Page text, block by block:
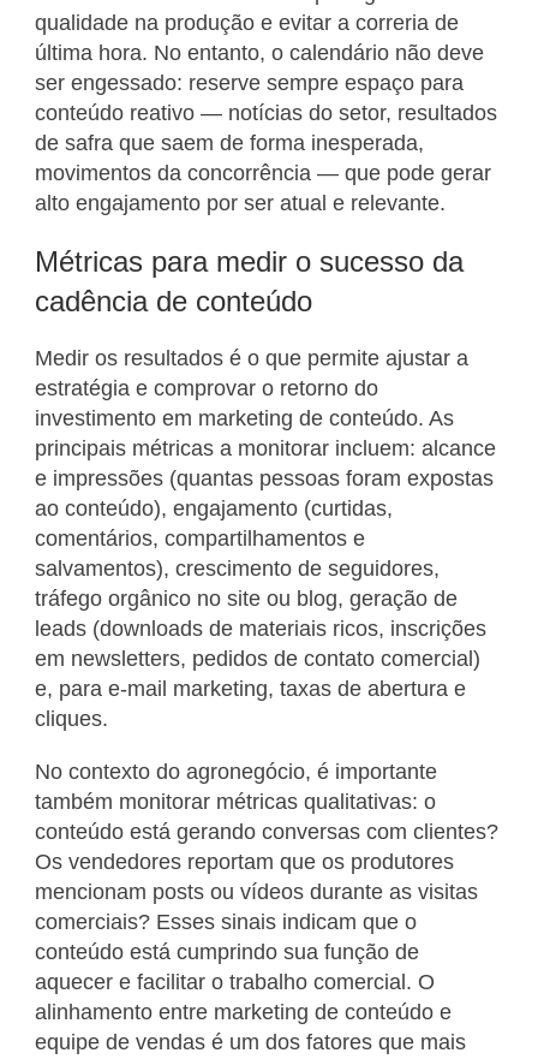
qualidade na produção e evitar a correria de
última hora. No entanto, o calendário não deve
ser engessado: reserve sempre espaço para
conteúdo reativo — notícias do setor, resultados
de safra que saem de forma inesperada,
movimentos da concorrência — que pode gerar
alto engajamento por ser atual e relevante.
Métricas para medir o sucesso da
cadência de conteúdo
Medir os resultados é o que permite ajustar a
estratégia e comprovar o retorno do
investimento em marketing de conteúdo. As
principais métricas a monitorar incluem: alcance
e impressões (quantas pessoas foram expostas
ao conteúdo), engajamento (curtidas,
comentários, compartilhamentos e
salvamentos), crescimento de seguidores,
tráfego orgânico no site ou blog, geração de
leads (downloads de materiais ricos, inscrições
em newsletters, pedidos de contato comercial)
e, para e-mail marketing, taxas de abertura e
cliques.
No contexto do agronegócio, é importante
também monitorar métricas qualitativas: o
conteúdo está gerando conversas com clientes?
Os vendedores reportam que os produtores
mencionam posts ou vídeos durante as visitas
comerciais? Esses sinais indicam que o
conteúdo está cumprindo sua função de
aquecer e facilitar o trabalho comercial. O
alinhamento entre marketing de conteúdo e
equipe de vendas é um dos fatores que mais